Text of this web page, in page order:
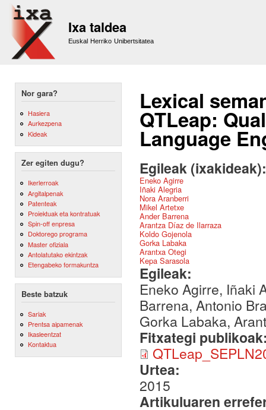
Ixa taldea
Euskal Herriko Unibertsitatea
Nor gara?
Hasiera
Aurkezpena
Kideak
Zer egiten dugu?
Ikerlerroak
Argitalpenak
Patenteak
Proiektuak eta kontratuak
Spin-off enpresa
Doktorego programa
Master ofiziala
Antolatutako ekintzak
Etengabeko formakuntza
Beste batzuk
Sariak
Prentsa aipamenak
Ikasleentzat
Kontaktua
Lexical
QTLeap:
Language
Egileak
Eneko Agirre
Iñaki Alegria
Nora Aranberri
Mikel Artetxe
Ander Barrena
Arantza Díaz de Ilarraza
Koldo Gojenola
Gorka Labaka
Arantxa Otegi
Kepa Sarasola
Egileak:
Eneko Agirre, Iñaki
Barrena, Antonio
Gorka Labaka,
Fitxategi
Urtea:
2015
Artikuluaren